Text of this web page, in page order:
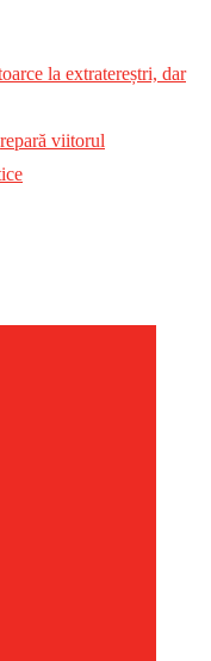
la extratereștri, dar
viitorul